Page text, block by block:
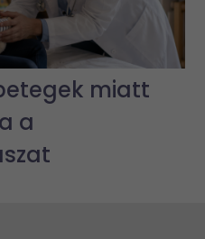
miatt
a